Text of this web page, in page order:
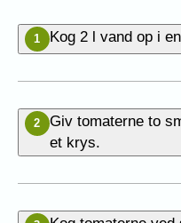
1 Kog 2 l vand op i
2
Giv tomaterne to
et krys.